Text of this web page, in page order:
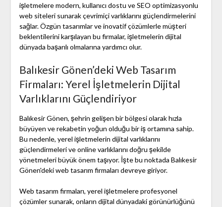
işletmelere modern, kullanıcı dostu ve SEO optimizasyonlu
web siteleri sunarak çevrimiçi varlıklarını güçlendirmelerini
sağlar. Özgün tasarımlar ve inovatif çözümlerle müşteri
beklentilerini karşılayan bu firmalar, işletmelerin dijital
dünyada başarılı olmalarına yardımcı olur.
Balıkesir Gönen’deki Web Tasarım
Firmaları: Yerel İşletmelerin Dijital
Varlıklarını Güçlendiriyor
Balıkesir Gönen, şehrin gelişen bir bölgesi olarak hızla
büyüyen ve rekabetin yoğun olduğu bir iş ortamına sahip.
Bu nedenle, yerel işletmelerin dijital varlıklarını
güçlendirmeleri ve online varlıklarını doğru şekilde
yönetmeleri büyük önem taşıyor. İşte bu noktada Balıkesir
Gönen'deki web tasarım firmaları devreye giriyor.
Web tasarım firmaları, yerel işletmelere profesyonel
çözümler sunarak, onların dijital dünyadaki görünürlüğünü